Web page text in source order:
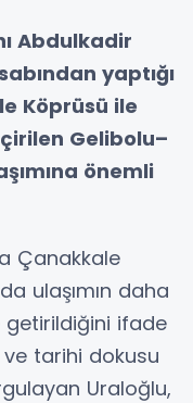
Abdulkadir
yaptığı
Köprüsü ile
Gelibolu–
önemli
Çanakkale
ulaşımın daha
getirildiğini ifade
tarihi dokusu
Uraloğlu,